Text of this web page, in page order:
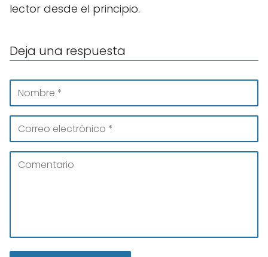
lector desde el principio.
Deja una respuesta